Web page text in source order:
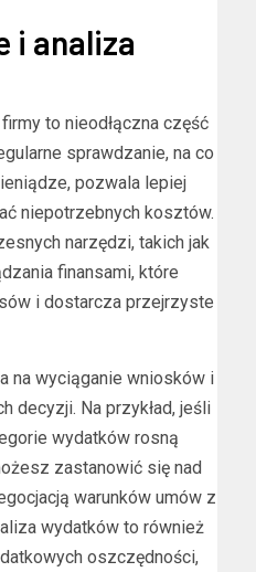
i analiza
to nieodłączna część
sprawdzanie, na co
pozwala lepiej
niepotrzebnych kosztów.
narzędzi, takich jak
finansami, które
i dostarcza przejrzyste
na wyciąganie wniosków i
decyzji. Na przykład, jeśli
wydatków rosną
zastanowić się nad
warunków umów z
wydatków to również
oszczędności,